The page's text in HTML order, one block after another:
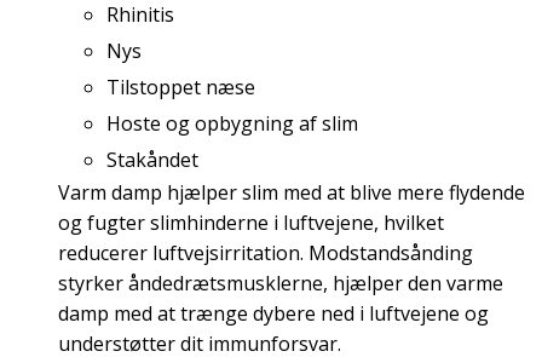
Rhinitis
Nys
Tilstoppet næse
Hoste og opbygning af slim
Stakåndet
Varm damp hjælper slim med at blive mere flydende
og fugter slimhinderne i luftvejene, hvilket
reducerer luftvejsirritation. Modstandsånding
styrker åndedrætsmusklerne, hjælper den varme
damp med at trænge dybere ned i luftvejene og
understøtter dit immunforsvar.